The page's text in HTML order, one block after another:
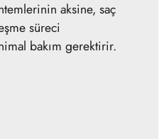
aksine, saç
süreci
bakım gerektirir.